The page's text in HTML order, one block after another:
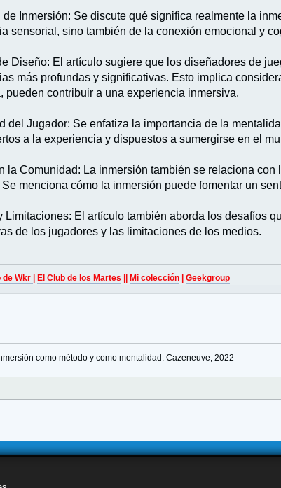
de Inmersión: Se discute qué significa realmente la
sensorial, sino también de la conexión emocional y
Diseño: El artículo sugiere que los diseñadores de
más profundas y significativas. Esto implica
pueden contribuir a una experiencia inmersiva.
del Jugador: Se enfatiza la importancia de la
a la experiencia y dispuestos a sumergirse en el
la Comunidad: La inmersión también se relaciona
menciona cómo la inmersión puede fomentar un
Limitaciones: El artículo también aborda los desafíos
de los jugadores y las limitaciones de los medios.
de Wkr |El Club de los Martes ||Mi colección |Geekgroup
como método y como mentalidad. Cazeneuve, 2022